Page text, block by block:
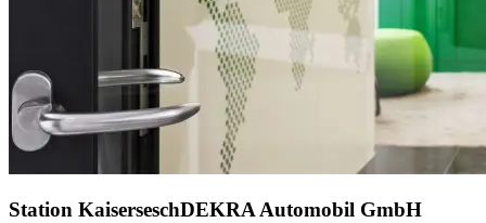
Station KaiserseschDEKRA Automobil GmbH